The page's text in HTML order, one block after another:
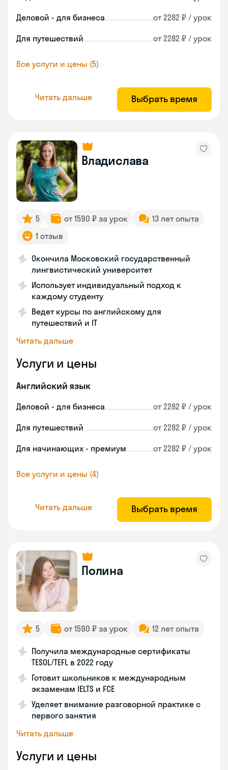
Деловой - для бизнеса от 2282 ₽ / урок
Для путешествий от 2282 ₽ / урок
Все услуги и цены (5)
Читать дальше Выбрать время
Владислава
5 от 1590 ₽ за урок
13 лет опыта
1 отзыв
Окончила Московский государственный
лингвистический университет
Использует индивидуальный подход к
каждому студенту
Ведет курсы по английскому для
путешествий и IT
Читать дальше
Услуги и цены
Английский язык
Деловой - для бизнеса от 2282 ₽ / урок
Для путешествий от 2282 ₽ / урок
Для начинающих - премиум от 2282 ₽ / урок
Все услуги и цены (4)
Читать дальше Выбрать время
Полина
5 от 1590 ₽ за урок 12 лет опыта
Получила международные сертификаты
TESOL/TEFL в 2022 году
Готовит школьников к международным
экзаменам IELTS и FCE
Уделяет внимание разговорной практике с
первого занятия
Читать дальше
Услуги и цены